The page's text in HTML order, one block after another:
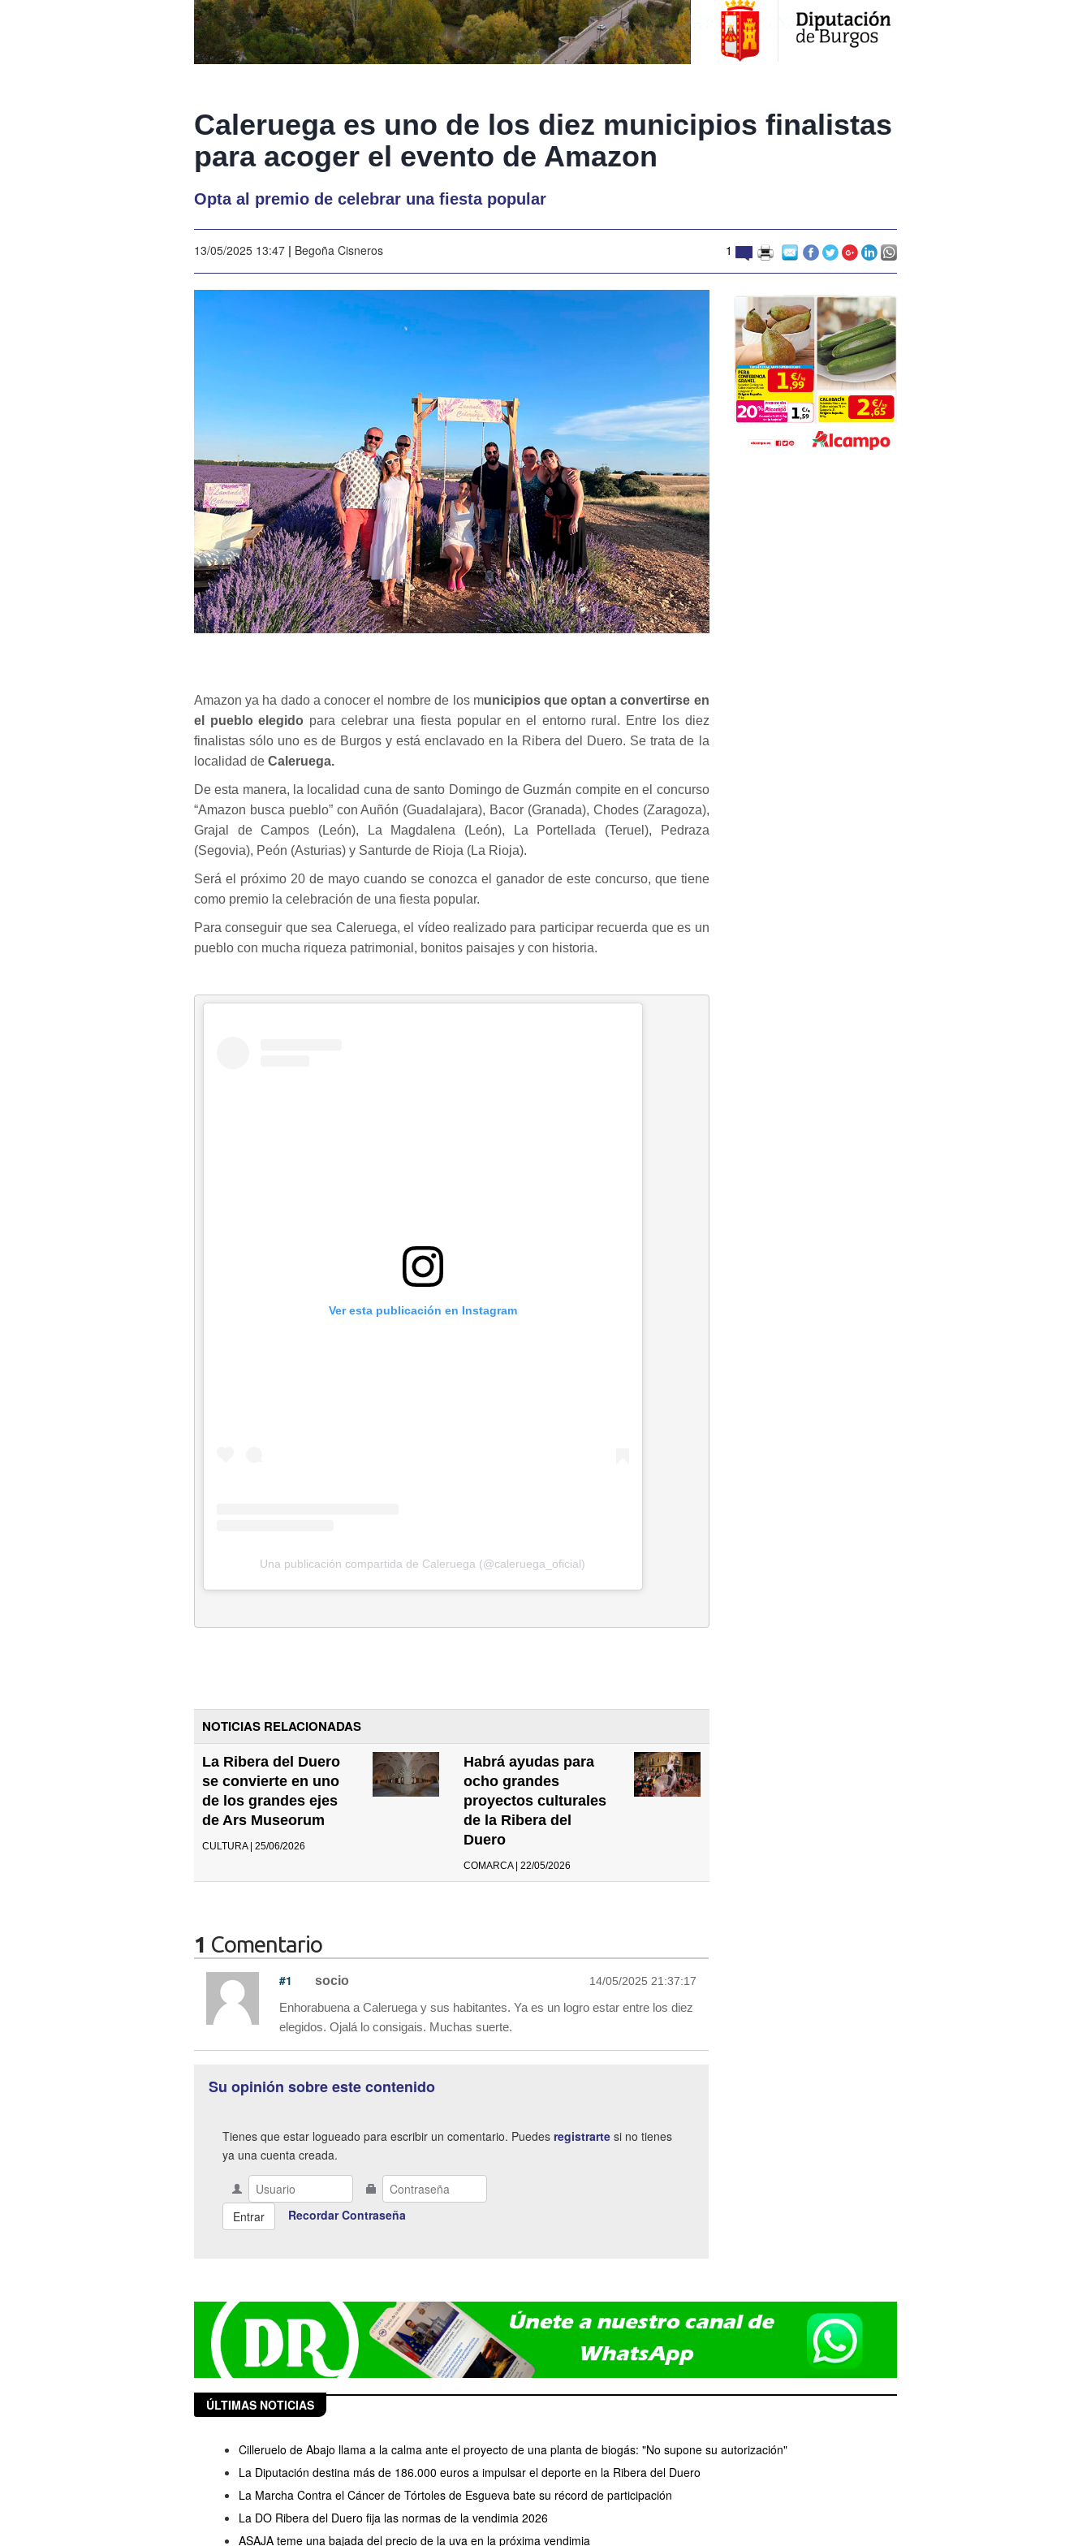
Caleruega es uno de los diez municipios finalistas
para acoger el evento de Amazon
Opta al premio de celebrar una fiesta popular
13/05/2025 13:47 | Begoña Cisneros 1
Amazon ya ha dado a conocer el nombre de los municipios que optan a convertirse en
el pueblo elegido para celebrar una fiesta popular en el entorno rural. Entre los diez
finalistas sólo uno es de Burgos y está enclavado en la Ribera del Duero. Se trata de la
localidad de Caleruega.
De esta manera, la localidad cuna de santo Domingo de Guzmán compite en el concurso
“Amazon busca pueblo” con Auñón (Guadalajara), Bacor (Granada), Chodes (Zaragoza),
Grajal de Campos (León), La Magdalena (León), La Portellada (Teruel), Pedraza
(Segovia), Peón (Asturias) y Santurde de Rioja (La Rioja).
Será el próximo 20 de mayo cuando se conozca el ganador de este concurso, que tiene
como premio la celebración de una fiesta popular.
Para conseguir que sea Caleruega, el vídeo realizado para participar recuerda que es un
pueblo con mucha riqueza patrimonial, bonitos paisajes y con historia.
Ver esta publicación en Instagram
Una publicación compartida de Caleruega (@caleruega_oficial)
NOTICIAS RELACIONADAS
La Ribera del Duero
se convierte en uno
de los grandes ejes
de Ars Museorum
CULTURA | 25/06/2026
Habrá ayudas para
ocho grandes
proyectos culturales
de la Ribera del
Duero
COMARCA | 22/05/2026
1 Comentario
#1 socio 14/05/2025 21:37:17
Enhorabuena a Caleruega y sus habitantes. Ya es un logro estar entre los diez
elegidos. Ojalá lo consigais. Muchas suerte.
Su opinión sobre este contenido
Tienes que estar logueado para escribir un comentario. Puedes registrarte si no tienes
ya una cuenta creada.
Recordar Contraseña
ÚLTIMAS NOTICIAS
Cilleruelo de Abajo llama a la calma ante el proyecto de una planta de biogás: "No supone su autorización"
La Diputación destina más de 186.000 euros a impulsar el deporte en la Ribera del Duero
La Marcha Contra el Cáncer de Tórtoles de Esgueva bate su récord de participación
La DO Ribera del Duero fija las normas de la vendimia 2026
ASAJA teme una bajada del precio de la uva en la próxima vendimia